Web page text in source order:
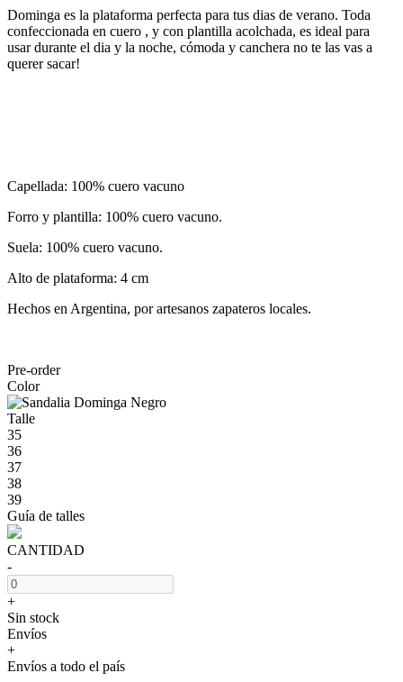
Dominga es la plataforma perfecta para tus dias de verano. Toda
confeccionada en cuero , y con plantilla acolchada, es ideal para
usar durante el dia y la noche, cómoda y canchera no te las vas a
querer sacar!
Capellada: 100% cuero vacuno
Forro y plantilla: 100% cuero vacuno.
Suela: 100% cuero vacuno.
Alto de plataforma: 4 cm
Hechos en Argentina, por artesanos zapateros locales.
Pre-order
Color
Talle
35
36
37
38
39
Guía de talles
CANTIDAD
-
+
Sin stock
Envíos
+
Envíos a todo el país